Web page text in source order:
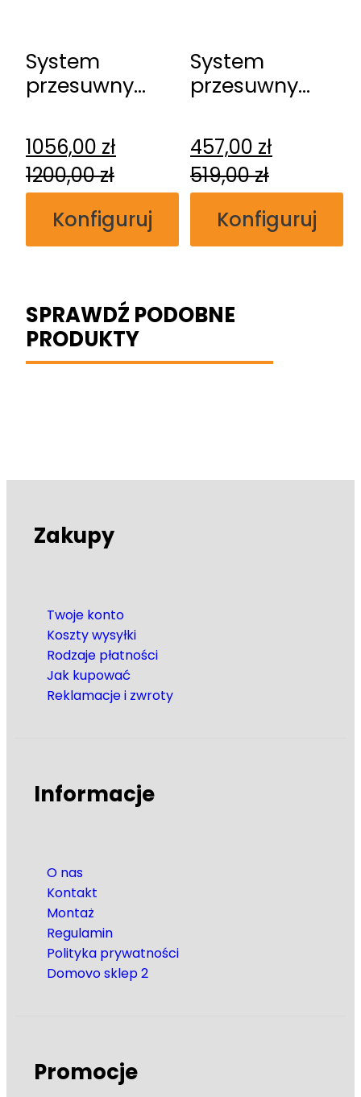
System
przesuwny
Kasetowy
1056,00 zł
1200,00zł
Konfiguruj
System
przesuwny
naścienny
457,00 zł
519,00zł
Konfiguruj
SPRAWDŹ PODOBNE
PRODUKTY
Zakupy
Twoje konto
Koszty wysyłki
Rodzaje płatności
Jak kupować
Reklamacje i zwroty
Informacje
O nas
Kontakt
Montaż
Regulamin
Polityka prywatności
Domovo sklep 2
Promocje